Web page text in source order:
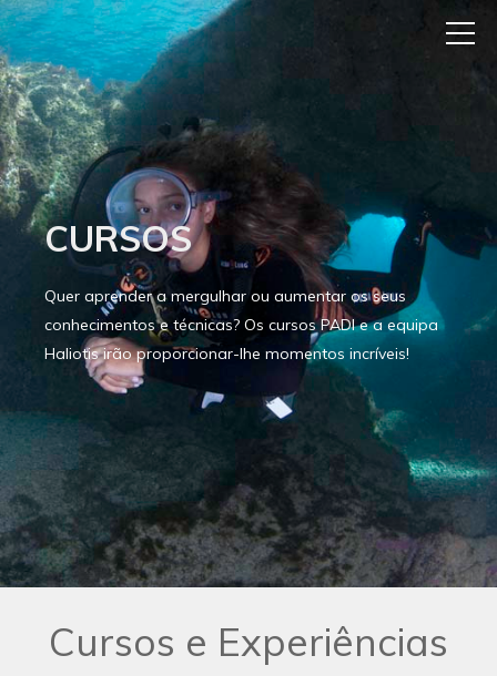
CURSOS
Quer aprender a mergulhar ou aumentar os seus
conhecimentos e técnicas? Os cursos PADI e a equipa
Haliotis irão proporcionar-lhe momentos incríveis!
Cursos e Experiências